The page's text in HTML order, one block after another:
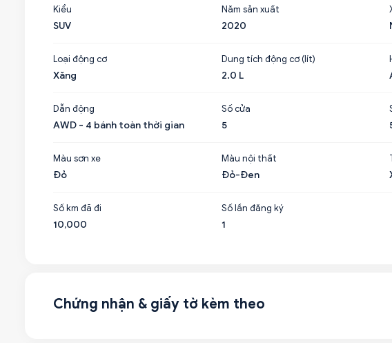
Kiểu
SUV
Năm sản xuất
2020
Loại động cơ
Xăng
Dung tích động cơ (lít)
2.0 L
Dẫn động
AWD - 4 bánh toàn thời gian
Số cửa
5
Màu sơn xe
Đỏ
Màu nội thất
Đỏ-Đen
Số km đã đi
10,000
Số lần đăng ký
1
Chứng nhận & giấy tờ kèm theo